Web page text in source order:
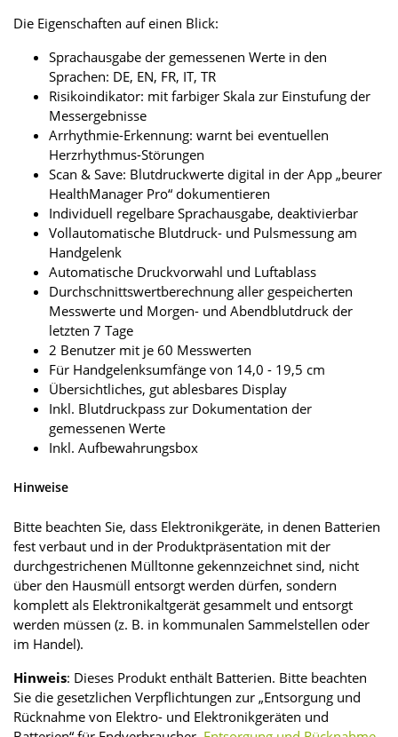
Die Eigenschaften auf einen Blick:
Sprachausgabe der gemessenen Werte in den
Sprachen: DE, EN, FR, IT, TR
Risikoindikator: mit farbiger Skala zur Einstufung der
Messergebnisse
Arrhythmie-Erkennung: warnt bei eventuellen
Herzrhythmus-Störungen
Scan & Save: Blutdruckwerte digital in der App „beurer
HealthManager Pro“ dokumentieren
Individuell regelbare Sprachausgabe, deaktivierbar
Vollautomatische Blutdruck- und Pulsmessung am
Handgelenk
Automatische Druckvorwahl und Luftablass
Durchschnittswertberechnung aller gespeicherten
Messwerte und Morgen- und Abendblutdruck der
letzten 7 Tage
2 Benutzer mit je 60 Messwerten
Für Handgelenksumfänge von 14,0 - 19,5 cm
Übersichtliches, gut ablesbares Display
Inkl. Blutdruckpass zur Dokumentation der
gemessenen Werte
Inkl. Aufbewahrungsbox
Hinweise
Bitte beachten Sie, dass Elektronikgeräte, in denen Batterien
fest verbaut und in der Produktpräsentation mit der
durchgestrichenen Mülltonne gekennzeichnet sind, nicht
über den Hausmüll entsorgt werden dürfen, sondern
komplett als Elektronikaltgerät gesammelt und entsorgt
werden müssen (z. B. in kommunalen Sammel­stellen oder
im Handel).
Hinweis: Dieses Produkt enthält Batterien. Bitte beachten
Sie die gesetzlichen Verpflichtungen zur „Entsorgung und
Rücknahme von Elektro- und Elektronikgeräten und